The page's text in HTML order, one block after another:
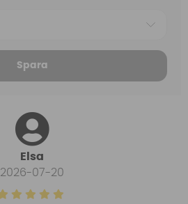
Spara
Elsa
2026-07-20